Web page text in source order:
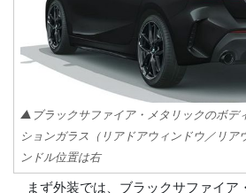
▲ブラックサファイア・メタリックのボデ
ションガラス（リアドアウィンドウ／リア
ンドル位置は右
まず外装では、ブラックサファイア